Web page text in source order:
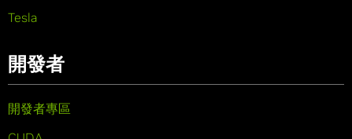
Tesla
開發者
開發者專區